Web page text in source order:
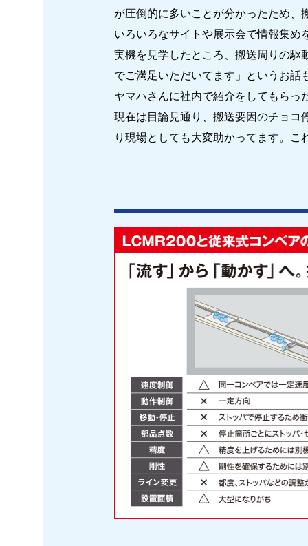
が圧倒的に多いことが分かったため、
いろいろなサイトや展示会で情報集め
実機を見学したところ、搬送周りの駆
でご満足いただいてます」というお話
ヤマハさんに社内で紹介をしてもらっ
現在は目論見通り、搬送要因のチョコ
り現場としても大変助かってます。